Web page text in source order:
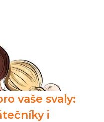
vaše svaly:
i